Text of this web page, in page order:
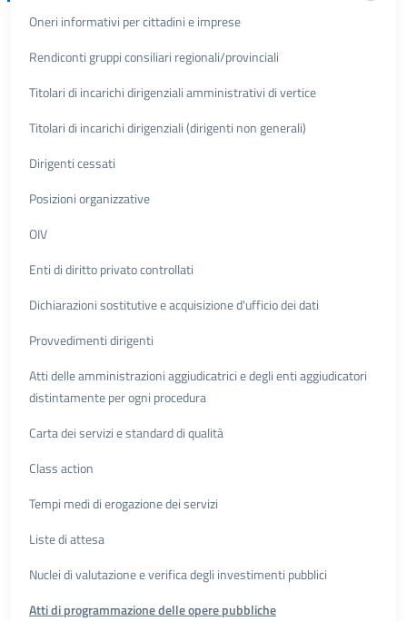
Oneri informativi per cittadini e imprese
Rendiconti gruppi consiliari regionali/provinciali
Titolari di incarichi dirigenziali amministrativi di vertice
Titolari di incarichi dirigenziali (dirigenti non generali)
Dirigenti cessati
Posizioni organizzative
OIV
Enti di diritto privato controllati
Dichiarazioni sostitutive e acquisizione d'ufficio dei dati
Provvedimenti dirigenti
Atti delle amministrazioni aggiudicatrici e degli enti aggiudicatori
distintamente per ogni procedura
Carta dei servizi e standard di qualità
Class action
Tempi medi di erogazione dei servizi
Liste di attesa
Nuclei di valutazione e verifica degli investimenti pubblici
Atti di programmazione delle opere pubbliche